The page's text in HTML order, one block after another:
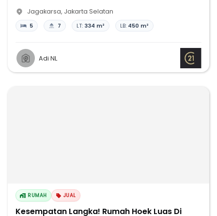
Jagakarsa, Jakarta Selatan
5 7 LT: 334 m² LB: 450 m²
Adi NL
RUMAH JUAL
Kesempatan Langka! Rumah Hoek Luas Di